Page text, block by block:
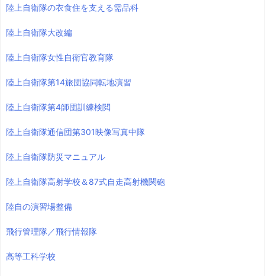
陸上自衛隊の衣食住を支える需品科
陸上自衛隊大改編
陸上自衛隊女性自衛官教育隊
陸上自衛隊第14旅団協同転地演習
陸上自衛隊第4師団訓練検閲
陸上自衛隊通信団第301映像写真中隊
陸上自衛隊防災マニュアル
陸上自衛隊高射学校＆87式自走高射機関砲
陸自の演習場整備
飛行管理隊／飛行情報隊
高等工科学校